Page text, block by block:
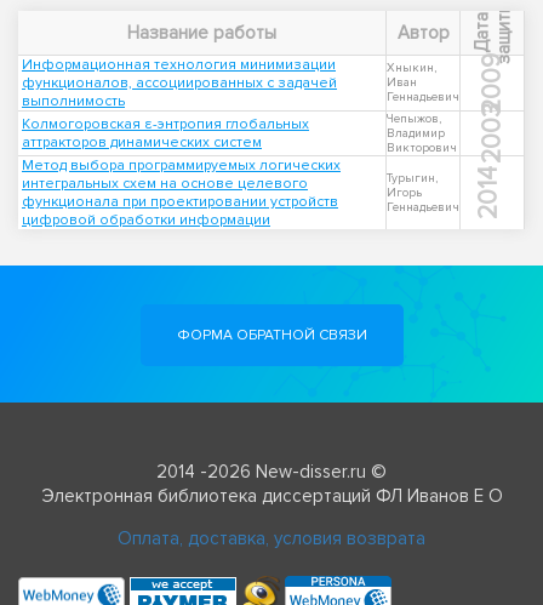
Название работы Автор Д
а
т
а
з
а
щ
и
т ы
Информационная технология минимизации
функционалов, ассоциированных с задачей
выполнимость
Хныкин,
Иван
Геннадьевич
2009
Колмогоровская ε-энтропия глобальных
аттракторов динамических систем
Чепыжов,
Владимир
Викторович
2003
Метод выбора программируемых логических
интегральных схем на основе целевого
функционала при проектировании устройств
цифровой обработки информации
Турыгин,
Игорь
Геннадьевич
2014
ФОРМА ОБРАТНОЙ СВЯЗИ
2014 -2026 New-disser.ru ©
Электронная библиотека диссертаций ФЛ Иванов Е О
Оплата, доставка, условия возврата